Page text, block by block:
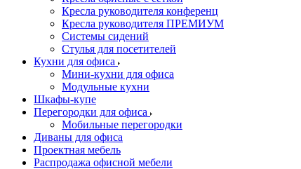
Кресла руководителя конференц
Кресла руководителя ПРЕМИУМ
Системы сидений
Стулья для посетителей
Кухни для офиса
Мини-кухни для офиса
Модульные кухни
Шкафы-купе
Перегородки для офиса
Мобильные перегородки
Диваны для офиса
Проектная мебель
Распродажа офисной мебели